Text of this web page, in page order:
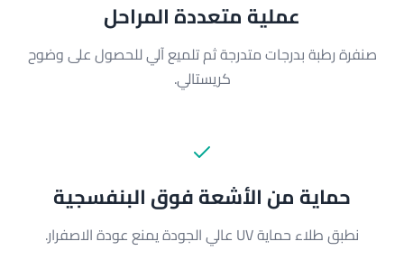
عملية متعددة المراحل
صنفرة رطبة بدرجات متدرجة ثم تلميع آلي للحصول على وضوح
كريستالي.
حماية من الأشعة فوق البنفسجية
نطبق طلاء حماية UV عالي الجودة يمنع عودة الاصفرار.